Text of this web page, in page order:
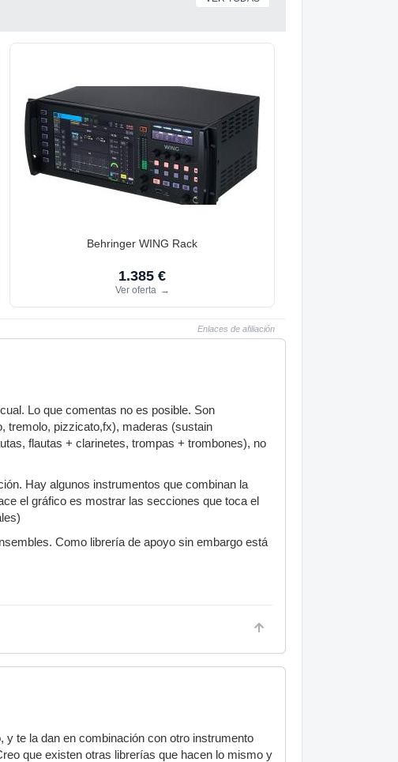
Behringer WING Rack
1.385 €
Ver oferta →
Enlaces de afiliación
Lo que comentas no es posible. Son
tremolo, pizzicato,fx), maderas (sustain
flautas + clarinetes, trompas + trombones), no
Hay algunos instrumentos que combinan la
el gráfico es mostrar las secciones que toca el
Como librería de apoyo sin embargo está
y te la dan en combinación con otro instrumento
que existen otras librerías que hacen lo mismo y